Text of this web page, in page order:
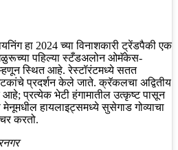
हा 2024 च्या विनाशकारी ट्रेंडपैकी एक
पहिल्या स्टँडअलोन ओमॅकेस-
स्थित आहे. रेस्टॉरंटमध्ये सतत
घटकांचे प्रदर्शन केले जाते. क्रॅकलचा अद्वितीय
प्रत्येक भेटी हंगामातील उत्कृष्ट पासून
हायलाइट्समध्ये सुसेगाड गोव्याचा
करतो.